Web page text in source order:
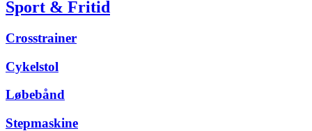
Sport & Fritid
Crosstrainer
Cykelstol
Løbebånd
Stepmaskine